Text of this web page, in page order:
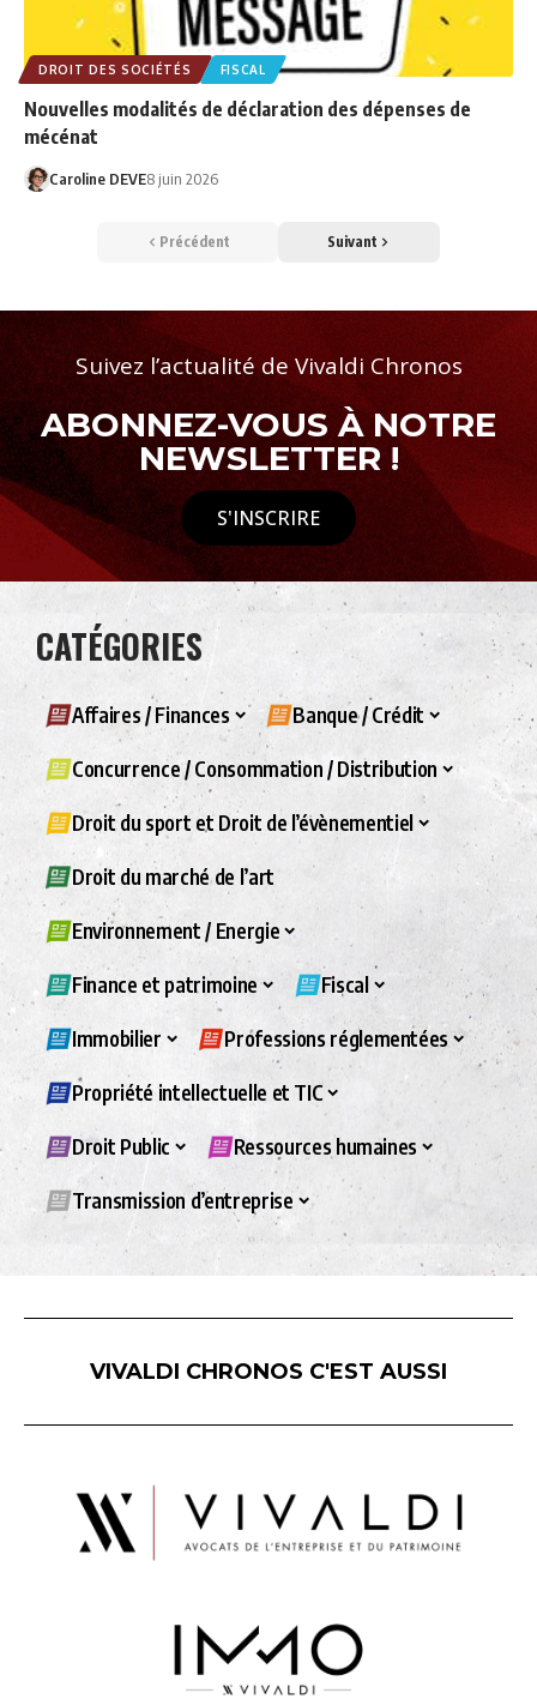
DROIT DES SOCIÉTÉS FISCAL
Nouvelles modalités de déclaration des dépenses de
mécénat
Caroline DEVE8 juin 2026
Précédent Suivant
Suivez l’actualité de Vivaldi Chronos
ABONNEZ-VOUS À NOTRE
NEWSLETTER !
S'INSCRIRE
CATÉGORIES
Affaires / Finances Banque / Crédit
Concurrence / Consommation / Distribution
Droit du sport et Droit de l’évènementiel
Droit du marché de l’art
Environnement / Energie
Finance et patrimoine Fiscal
Immobilier Professions réglementées
Propriété intellectuelle et TIC
Droit Public Ressources humaines
Transmission d’entreprise
VIVALDI CHRONOS C'EST AUSSI